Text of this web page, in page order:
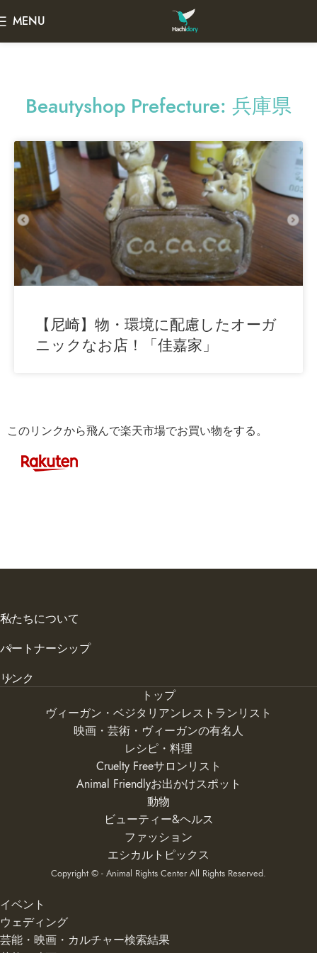
MENU
Beautyshop Prefecture: 兵庫県
【尼崎】物・環境に配慮したオーガ
ニックなお店！「佳嘉家」
このリンクから飛んで楽天市場でお買い物をする。
私たちについて
パートナーシップ
リンク
トップ
ヴィーガン・ベジタリアンレストランリスト
映画・芸術・ヴィーガンの有名人
レシピ・料理
Cruelty Freeサロンリスト
Animal Friendlyお出かけスポット
動物
ビューティー&ヘルス
ファッション
エシカルトピックス
Copyright © - Animal Rights Center All Rights Reserved.
イベント
ウェディング
芸能・映画・カルチャー検索結果